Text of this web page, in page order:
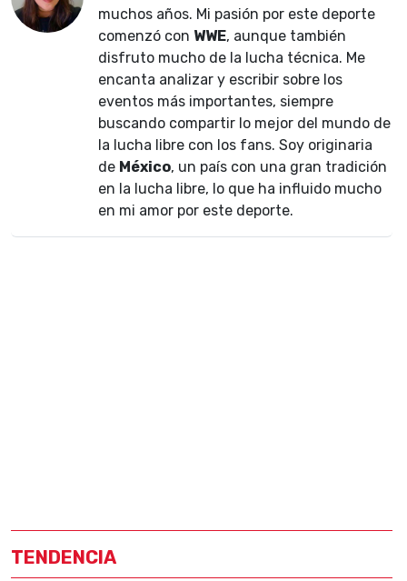
muchos años. Mi pasión por este deporte
comenzó con WWE, aunque también
disfruto mucho de la lucha técnica. Me
encanta analizar y escribir sobre los
eventos más importantes, siempre
buscando compartir lo mejor del mundo de
la lucha libre con los fans. Soy originaria
de México, un país con una gran tradición
en la lucha libre, lo que ha influido mucho
en mi amor por este deporte.
TENDENCIA